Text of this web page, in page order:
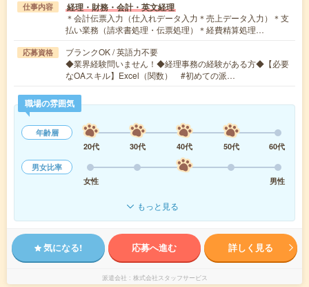
仕事内容 経理・財務・会計・英文経理
＊会計伝票入力（仕入れデータ入力＊売上データ入力）＊支
払い業務（請求書処理・伝票処理）＊経費精算処理…
応募資格
ブランクOK / 英語力不要
◆業界経験問いません！◆経理事務の経験がある方◆【必要
なOAスキル】Excel（関数） #初めての派…
職場の雰囲気
年齢層
20代
30代 40代 50代
60代
男女比率
女性
男性
もっと見る
気になる! 応募へ進む 詳しく見る
派遣会社 株式会社スタッフサービス